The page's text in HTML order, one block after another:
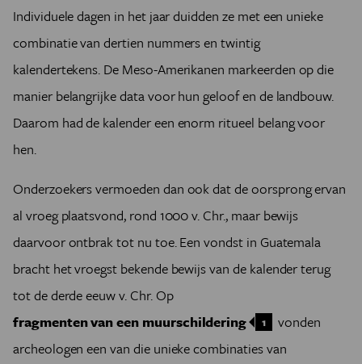
Individuele dagen in het jaar duidden ze met een unieke
combinatie van dertien nummers en twintig
kalendertekens. De Meso-Amerikanen markeerden op die
manier belangrijke data voor hun geloof en de landbouw.
Daarom had de kalender een enorm ritueel belang voor
hen.
Onderzoekers vermoeden dan ook dat de oorsprong ervan
al vroeg plaatsvond, rond 1000 v. Chr., maar bewijs
daarvoor ontbrak tot nu toe. Een vondst in Guatemala
bracht het vroegst bekende bewijs van de kalender terug
tot de derde eeuw v. Chr. Op
fragmenten van een muurschildering
1
vonden
archeologen een van die unieke combinaties van